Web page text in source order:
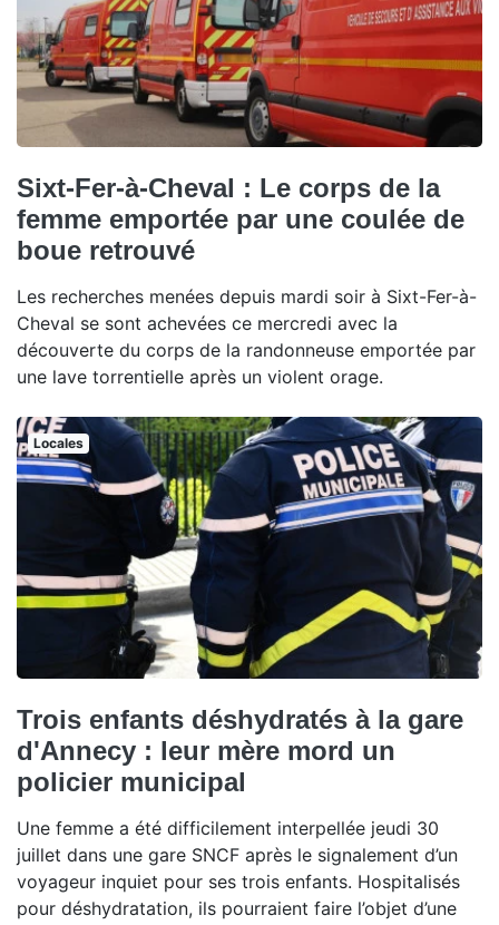
Sixt-Fer-à-Cheval : Le corps de la
femme emportée par une coulée de
boue retrouvé
Les recherches menées depuis mardi soir à Sixt-Fer-à-
Cheval se sont achevées ce mercredi avec la
découverte du corps de la randonneuse emportée par
une lave torrentielle après un violent orage.
Locales
Trois enfants déshydratés à la gare
d'Annecy : leur mère mord un
policier municipal
Une femme a été difficilement interpellée jeudi 30
juillet dans une gare SNCF après le signalement d’un
voyageur inquiet pour ses trois enfants. Hospitalisés
pour déshydratation, ils pourraient faire l’objet d’une